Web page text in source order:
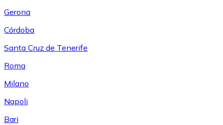
Gerona
Córdoba
Santa Cruz de Tenerife
Roma
Milano
Napoli
Bari